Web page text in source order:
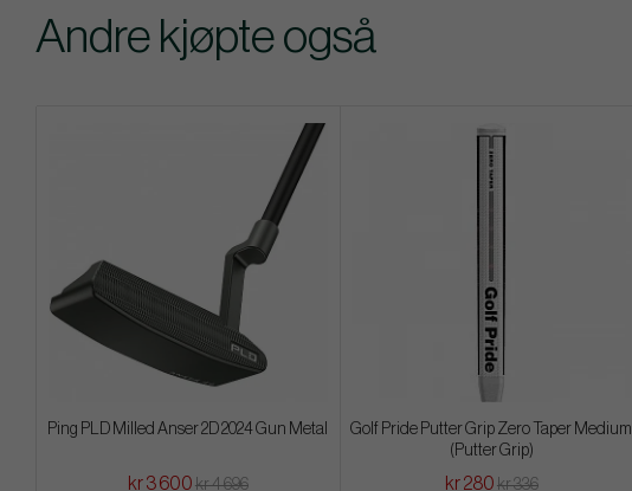
Andre kjøpte også
Ping PLD Milled Anser 2D 2024 Gun Metal
kr 3 600 kr 4 696
Golf Pride Putter Grip Zero Taper Medium
(Putter Grip)
kr 280 kr 336